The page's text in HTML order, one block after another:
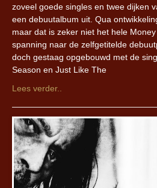
zoveel goede singles en twee dijken
een debuutalbum uit. Qua
maar dat is zeker niet het hele
spanning naar de zelfgetitelde
doch gestaag opgebouwd met de
Season en Just Like The
Lees verder..